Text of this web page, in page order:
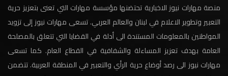
منصة مهارات نيوز الاخبارية تحتضنها مؤسسة مهارات التي تعنى بتعزيز حرية
التعبير وتطوير الاعلام في لبنان والعالم العربي. تسعى مهارات نيوز إلى تزويد
المواطنين بالمعلومات المستندة الى أدلة في القضايا التي تتعلق بالمصلحة
العامة بهدف تعزيز المساءلة والشفافية في القطاع العام. كما تسعى
مهارات نيوز الى رصد أوضاع حرية الرأي والتعبير في المنطقة العربية. تتضمن